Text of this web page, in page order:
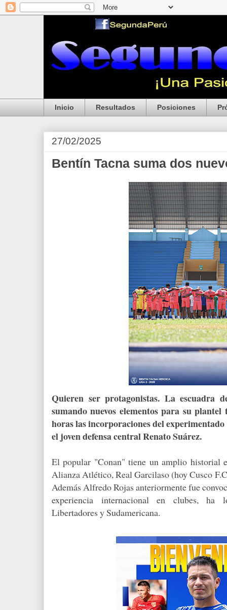
Inicio Resultados Posiciones
27/02/2025
Bentín Tacna suma dos
Quieren ser protagonistas. La escuadra
sumando nuevos elementos para su
horas las incorporaciones del
el joven defensa central Renato Suárez.
El popular "Conan" tiene un amplio historial
Alianza Atlético, Real Garcilaso (hoy Cusco
Además Alfredo Rojas anteriormente fue
experiencia internacional en clubes, ha
Libertadores y Sudamericana.